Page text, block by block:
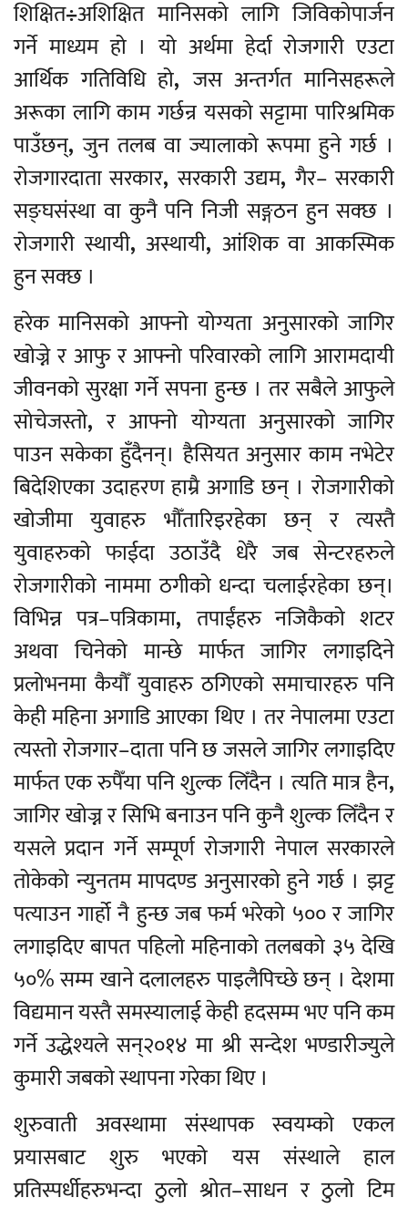
शिक्षित÷अशिक्षित मानिसको लागि जिविकोपार्जन
गर्ने माध्यम हो । यो अर्थमा हेर्दा रोजगारी एउटा
आर्थिक गतिविधि हो,जस अन्तर्गत मानिसहरूले
अरूका लागि काम गर्छन्र यसको सट्टामा पारिश्रमिक
पाउँछन्,जुन तलब वा ज्यालाको रूपमा हुने गर्छ ।
रोजगारदाता सरकार,सरकारी उद्यम,गैर– सरकारी
सङ्घसंस्था वा कुनै पनि निजी सङ्गठन हुन सक्छ ।
रोजगारी स्थायी,अस्थायी, आंशिक वा आकस्मिक
हुन सक्छ ।
हरेक मानिसको आफ्नो योग्यता अनुसारको जागिर
खोज्ने र आफु र आफ्नो परिवारको लागि आरामदायी
जीवनको सुरक्षा गर्ने सपना हुन्छ । तर सबैले आफुले
सोचेजस्तो,र आफ्नो योग्यता अनुसारको जागिर
पाउन सकेका हुँदैनन्। हैसियत अनुसार काम नभेटेर
बिदेशिएका उदाहरण हाम्रै अगाडि छन् । रोजगारीको
खोजीमा युवाहरु भौँतारिइरहेका छन् र त्यस्तै
युवाहरुको फाईदा उठाउँदै धेरै जब सेन्टरहरुले
रोजगारीको नाममा ठगीको धन्दा चलाईरहेका छन्।
विभिन्न पत्र–पत्रिकामा,तपाईंहरु नजिकैको शटर
अथवा चिनेको मान्छे मार्फत जागिर लगाइदिने
प्रलोभनमा कैयौँ युवाहरु ठगिएको समाचारहरु पनि
केही महिना अगाडि आएका थिए । तर नेपालमा एउटा
त्यस्तो रोजगार–दाता पनि छ जसले जागिर लगाइदिए
मार्फत एक रुपैँया पनि शुल्क लिँदैन । त्यति मात्र हैन,
जागिर खोज्न र सिभि बनाउन पनि कुनै शुल्क लिँदैन र
यसले प्रदान गर्ने सम्पूर्ण रोजगारी नेपाल सरकारले
तोकेको न्युनतम मापदण्ड अनुसारको हुने गर्छ । झट्ट
पत्याउन गार्हो नै हुन्छ जब फर्म भरेको ५०० र जागिर
लगाइदिए बापत पहिलो महिनाको तलबको ३५ देखि
५०% सम्म खाने दलालहरु पाइलैपिच्छे छन् । देशमा
विद्यमान यस्तै समस्यालाई केही हदसम्म भए पनि कम
गर्ने उद्धेश्यले सन्२०१४ मा श्री सन्देश भण्डारीज्युले
कुमारी जबको स्थापना गरेका थिए ।
शुरुवाती अवस्थामा संस्थापक स्वयम्को एकल
प्रयासबाट शुरु भएको यस संस्थाले हाल
प्रतिस्पर्धीहरुभन्दा ठुलो श्रोत–साधन र ठुलो टिम